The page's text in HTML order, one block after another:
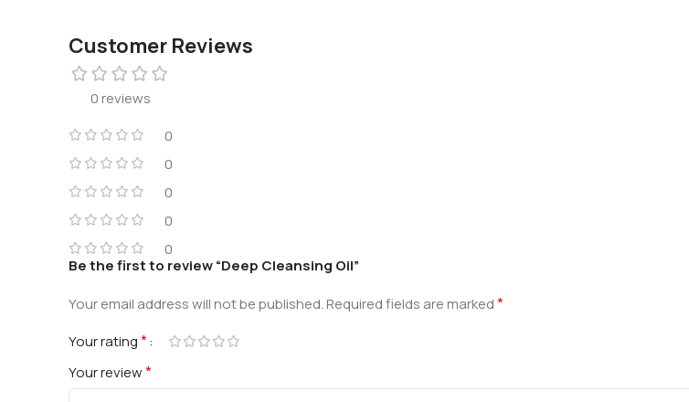
Customer Reviews
0 reviews
0
0
0
0
0
Be the first to review “Deep Cleansing Oil”
Your email address will not be published.Required fields are marked*
Your rating*
Your review*